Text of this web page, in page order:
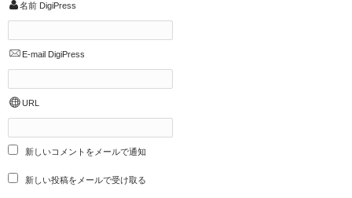
名前 DigiPress
E-mail DigiPress
URL
新しいコメントをメールで通知
新しい投稿をメールで受け取る